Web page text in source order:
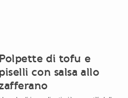
Polpette di tofu e
con salsa allo